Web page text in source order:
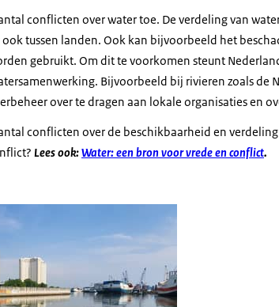
conflicten over water toe. De verdeling van
tussen landen. Ook kan bijvoorbeeld het
gebruikt. Om dit te voorkomen steunt
Bijvoorbeeld bij rivieren zoals de
over te dragen aan lokale organisaties en
conflicten over de beschikbaarheid en
Lees ook:Water: een bron voor vrede en conflict.